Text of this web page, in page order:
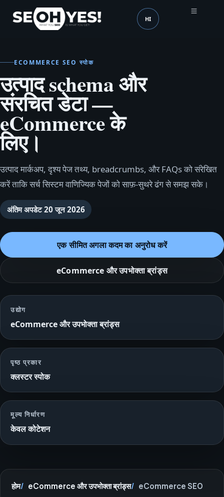
SEOH भाषा (mobile header)
HI
ECOMMERCE SEO स्पोक
उत्पाद schema और
संरचित डेटा —
eCommerce के
लिए।
उत्पाद मार्कअप, दृश्य पेज तथ्य, breadcrumbs, और FAQs को संरेखित
करें ताकि सर्च सिस्टम वाणिज्यिक पेजों को साफ़-सुथरे ढंग से समझ सके।
अंतिम अपडेट 20 जून 2026
एक सीमित अगला कदम का अनुरोध करें
eCommerce और उपभोक्ता ब्रांड्स
उद्योग
eCommerce और उपभोक्ता ब्रांड्स
पृष्ठ प्रकार
क्लस्टर स्पोक
मूल्य निर्धारण
केवल कोटेशन
होम eCommerce और उपभोक्ता ब्रांड्स eCommerce SEO